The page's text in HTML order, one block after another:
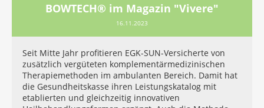
BOWTECH® im Magazin "Vivere"
16.11.2023
Seit Mitte Jahr profitieren EGK-SUN-Versicherte von
zusätzlich vergüteten komplementärmedizinischen
Therapiemethoden im ambulanten Bereich. Damit hat
die Gesundheitskasse ihren Leistungskatalog mit
etablierten und gleichzeitig innovativen